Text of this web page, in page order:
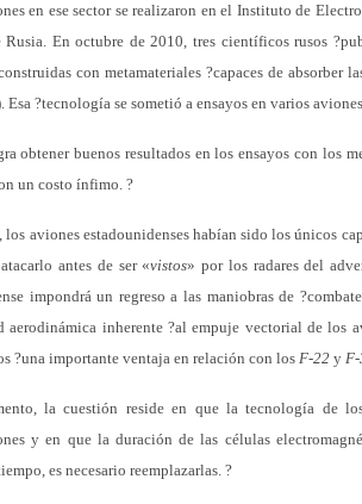
en ese sector se realizaron en el Instituto de
Rusia. En octubre de 2010, tres científicos rusos
con metamateriales ?capaces de
Esa ?tecnología se sometió a ensayos en varios
obtener buenos resultados en los ensayos con los
un costo ínfimo. ?
los aviones estadounidenses habían sido los únicos
antes de ser «vistos» por los radares del
impondrá un regreso a las maniobras de
aerodinámica inherente ?al empuje vectorial de los
?una importante ventaja en relación con los F-22 y F-
la cuestión reside en que la tecnología de
y en que la duración de las células
es necesario reemplazarlas. ?